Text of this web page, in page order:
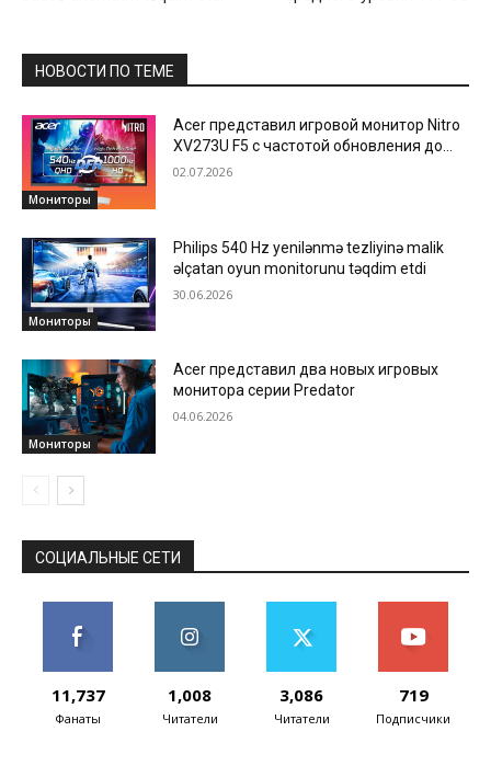
НОВОСТИ ПО ТЕМЕ
Мониторы
Acer представил игровой монитор Nitro
XV273U F5 с частотой обновления до
1000 Hz
02.07.2026
Мониторы
Philips 540 Hz yenilənmə tezliyinə malik
əlçatan oyun monitorunu təqdim etdi
30.06.2026
Мониторы
Acer представил два новых игровых
монитора серии Predator
04.06.2026
СОЦИАЛЬНЫЕ СЕТИ
11,737
Фанаты
1,008
Читатели
3,086
Читатели
719
Подписчики